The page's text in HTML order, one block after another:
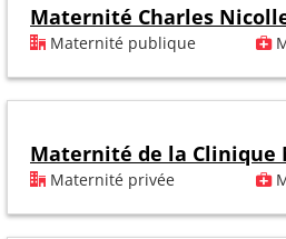
Maternité Charles
Maternité publique
Maternité de la Clinique
Maternité privée